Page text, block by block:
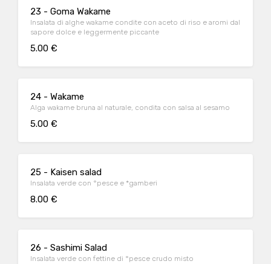
23 - Goma Wakame
Insalata di alghe wakame condite con aceto di riso e aromi dal
sapore dolce e leggermente piccante
5.00 €
24 - Wakame
Alga wakame bruna al naturale, condita con salsa al sesamo
5.00 €
25 - Kaisen salad
Insalata verde con °pesce e *gamberi
8.00 €
26 - Sashimi Salad
Insalata verde con fettine di °pesce crudo misto